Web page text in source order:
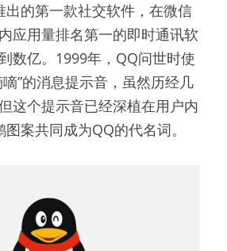
出的第一款社交软件，在微信
应用量排名第一的即时通讯软
数亿。1999年，QQ问世时使
”的消息提示音，虽然历经几
这个提示音已经深植在用户内
案共同成为QQ的代名词。